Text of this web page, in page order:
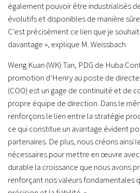
également pouvoir être industrialisés
évolutifs et disponibles de manière
C’est précisément ce lien que je
davantage », explique M. Weissbach.
Weng Kuan (WK) Tan, PDG de Huba
promotion d’Henry au poste de
(COO) est un gage de continuité et de
propre équipe de direction. Dans le
renforçons le lien entre la stratégie
ce qui constitue un avantage évident
partenaires. De plus, nous créons ainsi
nécessaires pour mettre en œuvre
durable la croissance que nous avons
renforçant nos valeurs fondamentales